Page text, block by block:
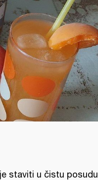
staviti u čistu posudu